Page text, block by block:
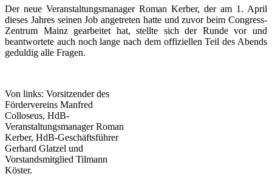
Der neue Veranstaltungsmanager Roman Kerber, der am 1. April
dieses Jahres seinen Job angetreten hatte und zuvor beim Congress-
Zentrum Mainz gearbeitet hat, stellte sich der Runde vor und
beantwortete auch noch lange nach dem offiziellen Teil des Abends
geduldig alle Fragen.
Von links: Vorsitzender des
Fördervereins Manfred
Colloseus, HdB-
Veranstaltungsmanager Roman
Kerber, HdB-Geschäftsführer
Gerhard Glatzel und
Vorstandsmitglied Tilmann
Köster.